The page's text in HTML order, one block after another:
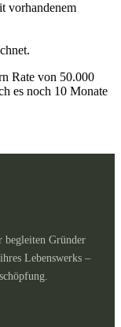
vorhandenem
Rate von 50.000
es noch 10 Monate
Gründer
Lebenswerks –